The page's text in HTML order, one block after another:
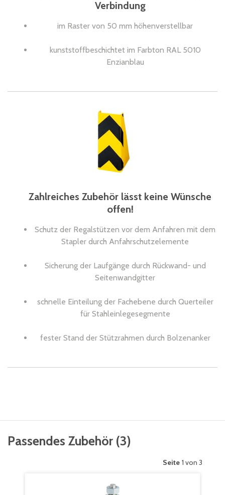
Verbindung
im Raster von 50 mm höhenverstellbar
kunststoffbeschichtet im Farbton RAL 5010
Enzianblau
Zahlreiches Zubehör lässt keine Wünsche
offen!
Schutz der Regalstützen vor dem Anfahren mit dem
Stapler durch Anfahrschutzelemente
Sicherung der Laufgänge durch Rückwand- und
Seitenwandgitter
schnelle Einteilung der Fachebene durch Querteiler
für Stahleinlegesegmente
fester Stand der Stützrahmen durch Bolzenanker
Passendes Zubehör (3)
Seite 1 von 3